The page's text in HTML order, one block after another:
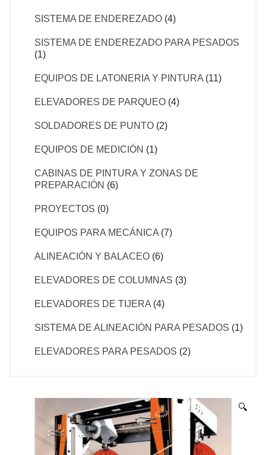
SISTEMA DE ENDEREZADO (4)
SISTEMA DE ENDEREZADO PARA PESADOS
(1)
EQUIPOS DE LATONERIA Y PINTURA (11)
ELEVADORES DE PARQUEO (4)
SOLDADORES DE PUNTO (2)
EQUIPOS DE MEDICIÓN (1)
CABINAS DE PINTURA Y ZONAS DE
PREPARACIÓN (6)
PROYECTOS (0)
EQUIPOS PARA MECÁNICA (7)
ALINEACIÓN Y BALACEO (6)
ELEVADORES DE COLUMNAS (3)
ELEVADORES DE TIJERA (4)
SISTEMA DE ALINEACIÓN PARA PESADOS (1)
ELEVADORES PARA PESADOS (2)
🔍